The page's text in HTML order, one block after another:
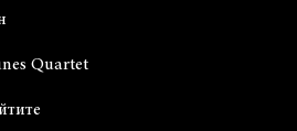
Quartet